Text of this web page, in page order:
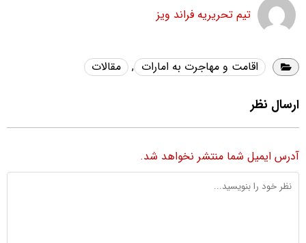
تیم تحریریه فراند ویز
اقامت و مهاجرت به امارات , مقالات
ارسال نظر
آدرس ایمیل شما منتشر نخواهد شد.